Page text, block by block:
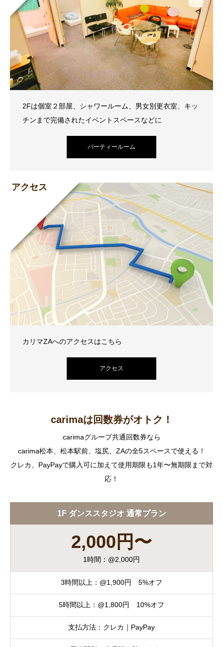
2Fは個室２部屋、シャワールーム、男女別更衣室、キッ
チンまで完備されたイベントスペースなどに
パーティールーム
アクセス
カリマZAへのアクセスはこちら
アクセス
carimaは回数券がオトク！
carimaグループ共通回数券なら
carima松本、松本駅前、塩尻、ZAの全5スペースで使える！
クレカ、PayPayで購入可に加えて使用期限も1年〜無期限まで対
応！
1F ダンススタジオ 通常プラン
2,000円〜
1時間：@2,000円
3時間以上：@1,900円 5%オフ
5時間以上：@1,800円 10%オフ
支払方法：クレカ｜PayPay